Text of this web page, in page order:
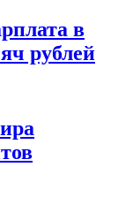
в
рублей